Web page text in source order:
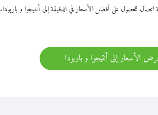
للحصول على أفضل الأسعار في الدقيقة إلى أنتيجوا و باربودا.
الأسعار إلى أنتيجوا و باربودا